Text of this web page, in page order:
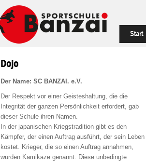
Start
Dojo
Der Name: SC BANZAI. e.V.
Der Respekt vor einer Geisteshaltung, die die
Integrität der ganzen Persönlichkeit erfordert, gab
dieser Schule ihren Namen.
In der japanischen Kriegstradition gibt es den
Kämpfer, der einen Auftrag ausführt, der sein Leben
kostet. Krieger, die so einen Auftrag annahmen,
wurden Kamikaze genannt. Diese unbedingte